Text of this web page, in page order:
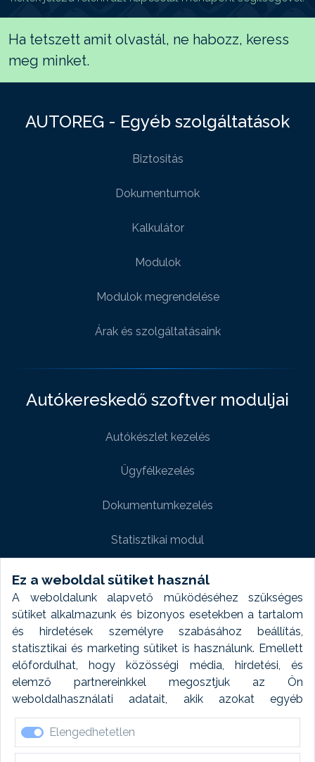
Ez a weboldal sütiket használ
A weboldalunk alapvető működéséhez szükséges
sütiket alkalmazunk és bizonyos esetekben a tartalom
és hirdetések személyre szabásához beállítás,
statisztikai és marketing sütiket is használunk. Emellett
előfordulhat, hogy közösségi média, hirdetési, és
elemző partnereinkkel megosztjuk az Ön
weboldalhasználati adatait, akik azokat egyéb
forrásokból gyűjtött adatokkal kombinálhatják. A sütik
elfogadásával kapcsolatosan naplózást végzünk és
ezen adatokat 6 hónap után automatikusan töröljük. A
Elengedhetetlen
Ha tetszett amit olvastál, ne habozz, keress
meg minket.
AUTOREG - Egyéb szolgáltatások
Biztositás
Dokumentumok
Kalkulátor
Modulok
Modulok megrendelése
Árak és szolgáltatásaink
Autókereskedő szoftver moduljai
Autókészlet kezelés
Ügyfélkezelés
Dokumentumkezelés
Statisztikai modul
Weboldal modul
Fényképtár extra modul
Autómosó modul
Feladatütemezés